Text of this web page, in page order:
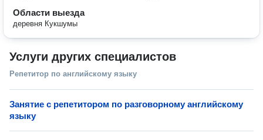
Области выезда
деревня Кукшумы
Услуги других специалистов
Репетитор по английскому языку
Занятие с репетитором по разговорному английскому
языку